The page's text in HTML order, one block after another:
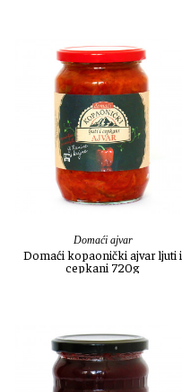
Domaći ajvar
Domaći kopaonički ajvar ljuti i
cepkani 720g